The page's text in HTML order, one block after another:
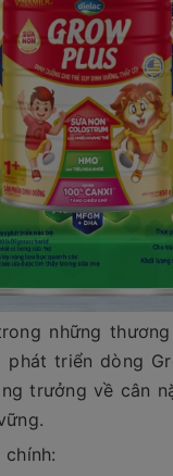
những
phát triển dòng
trưởng về cân